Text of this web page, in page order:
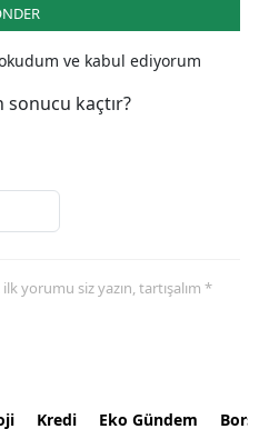
ve kabul ediyorum
sonucu kaçtır?
yorumu siz yazın, tartışalım *
Kredi Eko Gündem